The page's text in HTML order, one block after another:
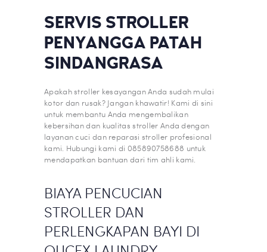
SERVIS STROLLER
PENYANGGA PATAH
SINDANGRASA
Apakah stroller kesayangan Anda sudah mulai
kotor dan rusak? Jangan khawatir! Kami di sini
untuk membantu Anda mengembalikan
kebersihan dan kualitas stroller Anda dengan
layanan cuci dan reparasi stroller profesional
kami. Hubungi kami di 085890758688 untuk
mendapatkan bantuan dari tim ahli kami.
BIAYA PENCUCIAN
STROLLER DAN
PERLENGKAPAN BAYI DI